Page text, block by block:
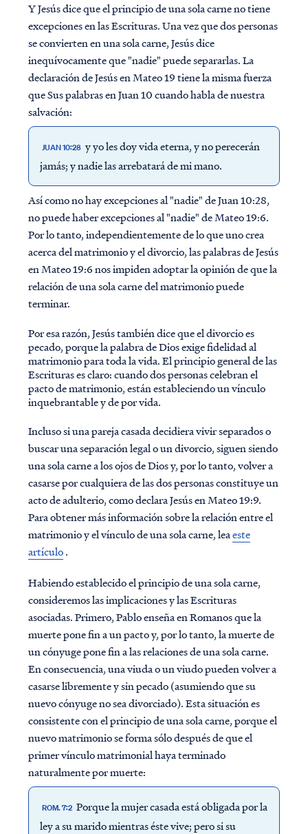
Y Jesús dice que el principio de una sola carne no tiene
excepciones en las Escrituras. Una vez que dos personas
se convierten en una sola carne, Jesús dice
inequívocamente que "nadie" puede separarlas. La
declaración de Jesús en Mateo 19 tiene la misma fuerza
que Sus palabras en Juan 10 cuando habla de nuestra
salvación:
JUAN 10:28 y yo les doy vida eterna, y no perecerán
jamás; y nadie las arrebatará de mi mano.
Así como no hay excepciones al "nadie" de Juan 10:28,
no puede haber excepciones al "nadie" de Mateo 19:6.
Por lo tanto, independientemente de lo que uno crea
acerca del matrimonio y el divorcio, las palabras de Jesús
en Mateo 19:6 nos impiden adoptar la opinión de que la
relación de una sola carne del matrimonio puede
terminar.
Por esa razón, Jesús también dice que el divorcio es
pecado, porque la palabra de Dios exige fidelidad al
matrimonio para toda la vida. El principio general de las
Escrituras es claro: cuando dos personas celebran el
pacto de matrimonio, están estableciendo un vínculo
inquebrantable y de por vida.
Incluso si una pareja casada decidiera vivir separados o
buscar una separación legal o un divorcio, siguen siendo
una sola carne a los ojos de Dios y, por lo tanto, volver a
casarse por cualquiera de las dos personas constituye un
acto de adulterio, como declara Jesús en Mateo 19:9.
Para obtener más información sobre la relación entre el
matrimonio y el vínculo de una sola carne, leaeste
artículo.
Habiendo establecido el principio de una sola carne,
consideremos las implicaciones y las Escrituras
asociadas. Primero, Pablo enseña en Romanos que la
muerte pone fin a un pacto y, por lo tanto, la muerte de
un cónyuge pone fin a las relaciones de una sola carne.
En consecuencia, una viuda o un viudo pueden volver a
casarse libremente y sin pecado (asumiendo que su
nuevo cónyuge no sea divorciado). Esta situación es
consistente con el principio de una sola carne, porque el
nuevo matrimonio se forma sólo después de que el
primer vínculo matrimonial haya terminado
naturalmente por muerte:
ROM. 7:2 Porque la mujer casada está obligada por la
ley a su marido mientras éste vive; pero si su